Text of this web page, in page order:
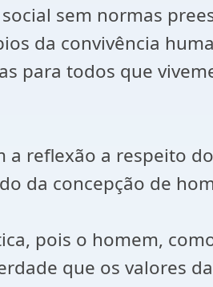
sem normas
da convivência
para todos que
reflexão a respeito
da concepção de
pois o homem,
que os valores